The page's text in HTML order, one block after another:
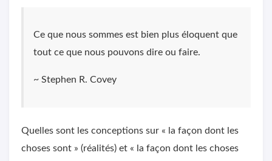
Ce que nous sommes est bien plus éloquent que
tout ce que nous pouvons dire ou faire.
~ Stephen R. Covey
Quelles sont les conceptions sur « la façon dont les
choses sont » (réalités) et « la façon dont les choses